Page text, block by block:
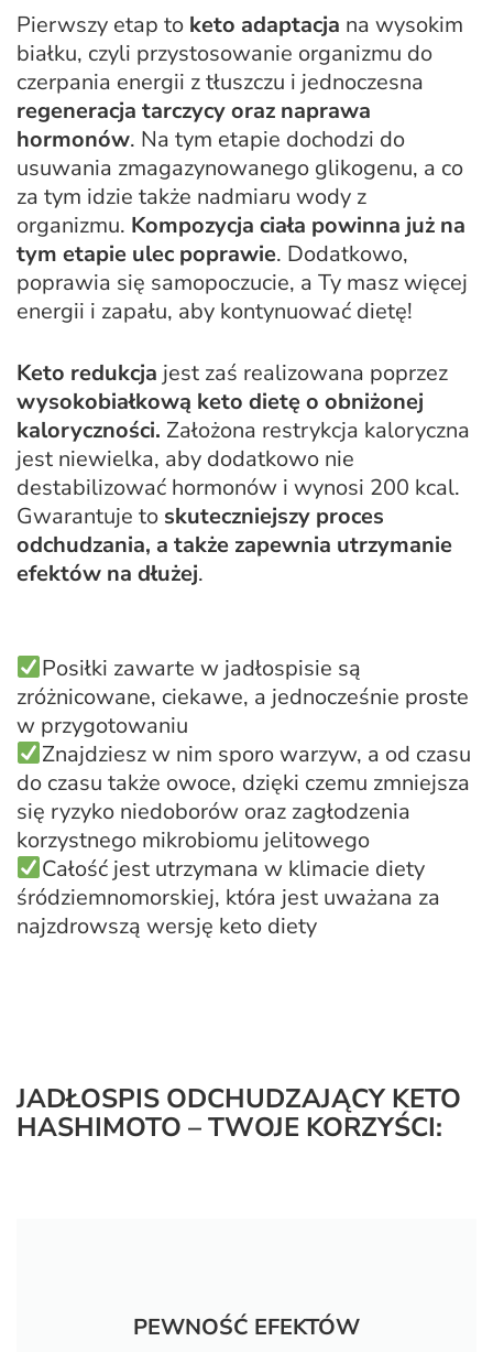
Pierwszy etap to keto adaptacja na wysokim
białku, czyli przystosowanie organizmu do
czerpania energii z tłuszczu i jednoczesna
regeneracja tarczycy oraz naprawa
hormonów. Na tym etapie dochodzi do
usuwania zmagazynowanego glikogenu, a co
za tym idzie także nadmiaru wody z
organizmu. Kompozycja ciała powinna już na
tym etapie ulec poprawie. Dodatkowo,
poprawia się samopoczucie, a Ty masz więcej
energii i zapału, aby kontynuować dietę!
Keto redukcja jest zaś realizowana poprzez
wysokobiałkową keto dietę o obniżonej
kaloryczności. Założona restrykcja kaloryczna
jest niewielka, aby dodatkowo nie
destabilizować hormonów i wynosi 200 kcal.
Gwarantuje to skuteczniejszy proces
odchudzania, a także zapewnia utrzymanie
efektów na dłużej.
Posiłki zawarte w jadłospisie są
zróżnicowane, ciekawe, a jednocześnie proste
w przygotowaniu
Znajdziesz w nim sporo warzyw, a od czasu
do czasu także owoce, dzięki czemu zmniejsza
się ryzyko niedoborów oraz zagłodzenia
korzystnego mikrobiomu jelitowego
Całość jest utrzymana w klimacie diety
śródziemnomorskiej, która jest uważana za
najzdrowszą wersję keto diety
JADŁOSPIS ODCHUDZAJĄCY KETO
HASHIMOTO – TWOJE KORZYŚCI:
PEWNOŚĆ EFEKTÓW